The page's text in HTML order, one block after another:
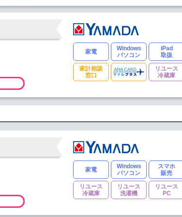
家電
Windows
パソコン
iPad
取扱
家計相談
窓口
リユース
冷蔵庫
家電
Windows
パソコン
スマホ
販売
リユース
冷蔵庫
リユース
洗濯機
リユース
PC